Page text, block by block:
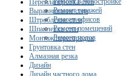
Ремонт гаражей
Ремонт офисов
Ремонт помещений
Ремонт полов
Перепланировка стен
Выравнивание стен
Штробление стен
Шпаклевка стен
Монтаж перегородок
Грунтовка стен
Алмазная резка
Дизайн
Дизайн частного дома